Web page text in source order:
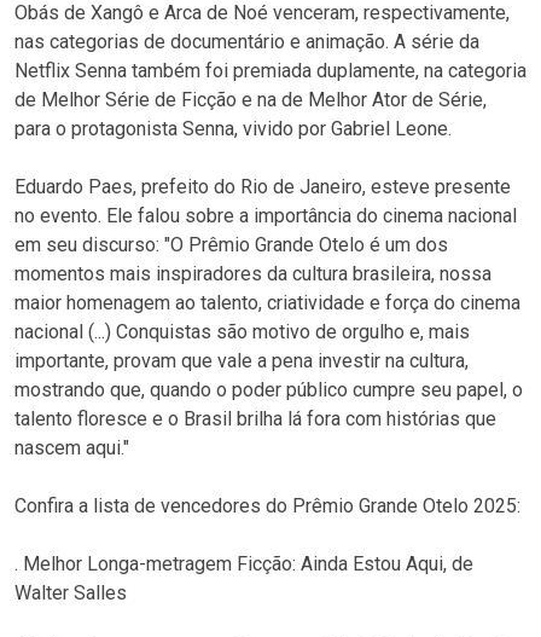
Obás de Xangô e Arca de Noé venceram, respectivamente,
nas categorias de documentário e animação. A série da
Netflix Senna também foi premiada duplamente, na categoria
de Melhor Série de Ficção e na de Melhor Ator de Série,
para o protagonista Senna, vivido por Gabriel Leone.
Eduardo Paes, prefeito do Rio de Janeiro, esteve presente
no evento. Ele falou sobre a importância do cinema nacional
em seu discurso: "O Prêmio Grande Otelo é um dos
momentos mais inspiradores da cultura brasileira, nossa
maior homenagem ao talento, criatividade e força do cinema
nacional (...) Conquistas são motivo de orgulho e, mais
importante, provam que vale a pena investir na cultura,
mostrando que, quando o poder público cumpre seu papel, o
talento floresce e o Brasil brilha lá fora com histórias que
nascem aqui."
Confira a lista de vencedores do Prêmio Grande Otelo 2025:
. Melhor Longa-metragem Ficção: Ainda Estou Aqui, de
Walter Salles